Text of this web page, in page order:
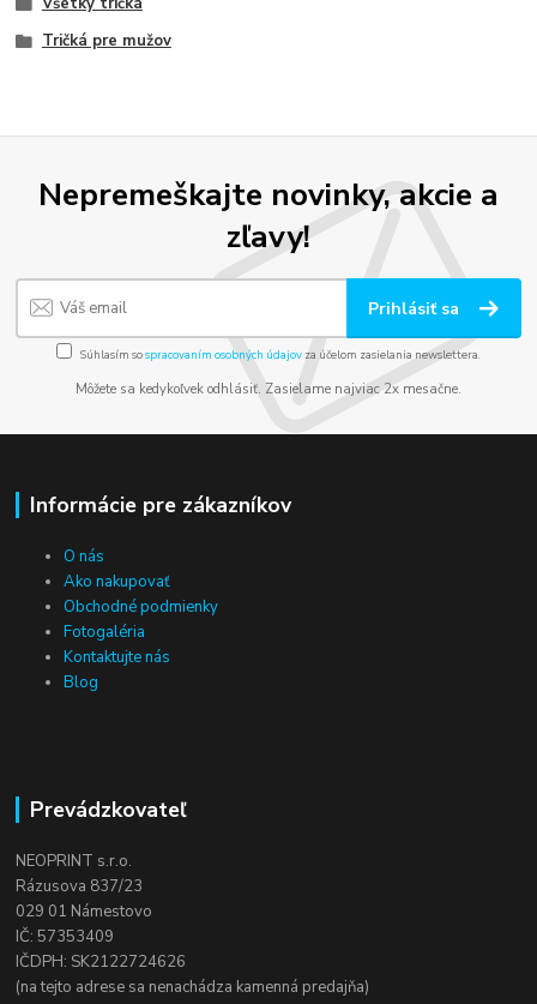
Tričká pre mužov
Nepremeškajte novinky, akcie a
zľavy!
Prihlásiť sa
Súhlasím sospracovaním osobných údajov za účelom zasielania newslettera.
Môžete sa kedykoľvek odhlásiť. Zasielame najviac 2x mesačne.
Informácie pre zákazníkov
O nás
Ako nakupovať
Obchodné podmienky
Fotogaléria
Kontaktujte nás
Blog
Prevádzkovateľ
NEOPRINT s.r.o.
Rázusova 837/23
029 01 Námestovo
IČ: 57353409
IČDPH: SK2122724626
(na tejto adrese sa nenachádza kamenná predajňa)